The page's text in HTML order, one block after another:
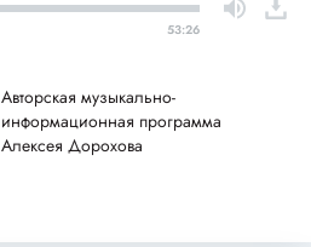
53:26
Авторская музыкально-
информационная программа
Алексея Дорохова